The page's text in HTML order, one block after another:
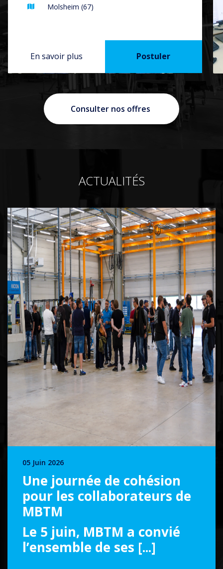
Lieu :
Molsheim (67)
En savoir plus Postuler
Consulter nos offres
ACTUALITÉS
de
convié
[...]
Nos
talent !
ses équipes en récompensant
contribuent à améliorer son
effet, le dispositif